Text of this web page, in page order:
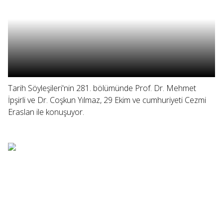
Tarih Söyleşileri'nin 281. bölümünde Prof. Dr. Mehmet
İpşirli ve Dr. Coşkun Yılmaz, 29 Ekim ve cumhuriyeti Cezmi
Eraslan ile konuşuyor.